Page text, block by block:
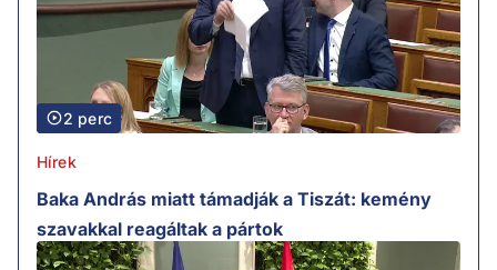
2 perc
Hírek
Baka András miatt támadják a Tiszát: kemény
szavakkal reagáltak a pártok